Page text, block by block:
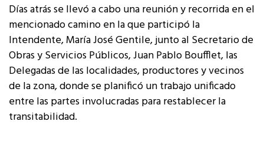
Días atrás se llevó a cabo una reunión y recorrida en el
mencionado camino en la que participó la
Intendente, María José Gentile, junto al Secretario de
Obras y Servicios Públicos, Juan Pablo Boufflet, las
Delegadas de las localidades, productores y vecinos
de la zona, donde se planificó un trabajo unificado
entre las partes involucradas para restablecer la
transitabilidad.